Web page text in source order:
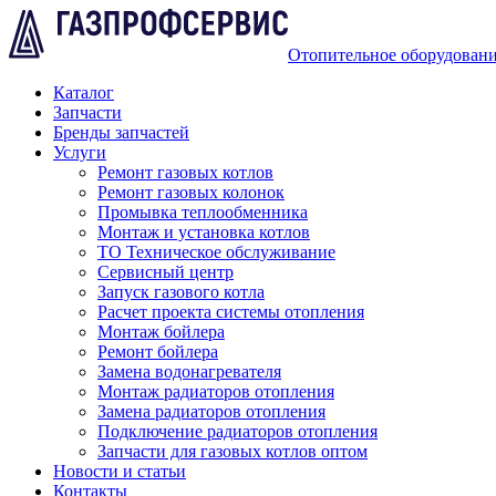
Отопительное
Каталог
Запчасти
Бренды запчастей
Услуги
Ремонт газовых котлов
Ремонт газовых колонок
Промывка теплообменника
Монтаж и установка котлов
ТО Техническое обслуживание
Сервисный центр
Запуск газового котла
Расчет проекта системы отопления
Монтаж бойлера
Ремонт бойлера
Замена водонагревателя
Монтаж радиаторов отопления
Замена радиаторов отопления
Подключение радиаторов отопления
Запчасти для газовых котлов оптом
Новости и статьи
Контакты